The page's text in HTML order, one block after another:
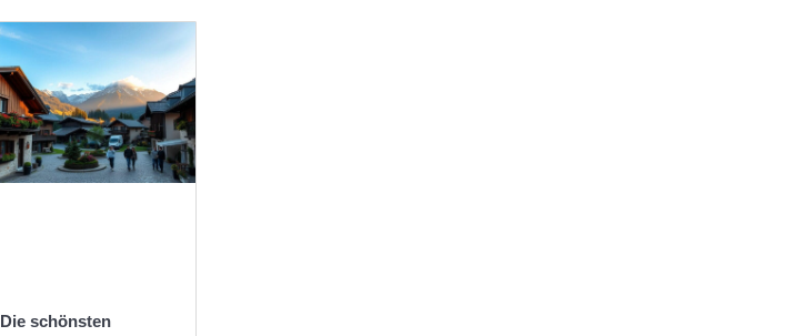
Die schönsten